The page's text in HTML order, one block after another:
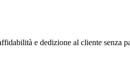
e dedizione al cliente senza